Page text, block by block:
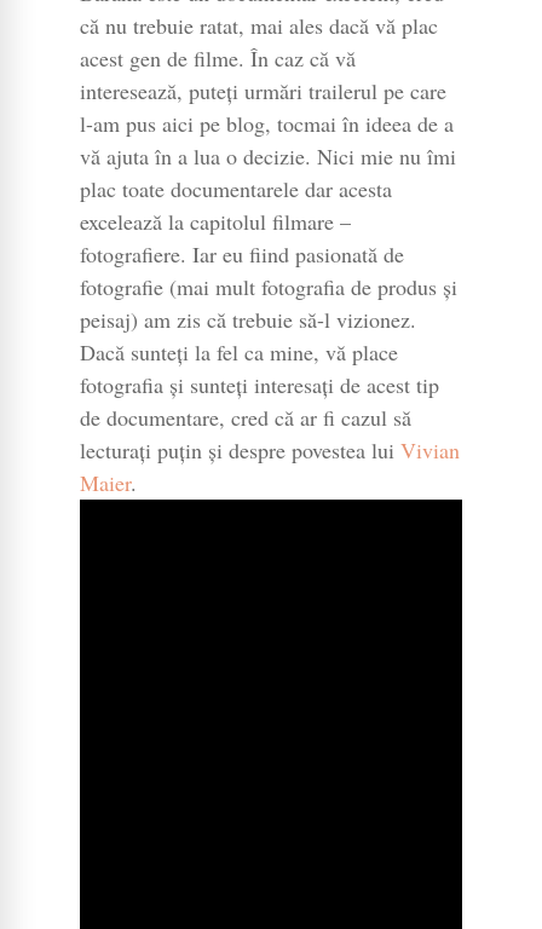
că nu trebuie ratat, mai ales dacă vă plac
acest gen de filme. În caz că vă
interesează, puteți urmări trailerul pe care
l-am pus aici pe blog, tocmai în ideea de a
vă ajuta în a lua o decizie. Nici mie nu îmi
plac toate documentarele dar acesta
excelează la capitolul filmare –
fotografiere. Iar eu fiind pasionată de
fotografie (mai mult fotografia de produs și
peisaj) am zis că trebuie să-l vizionez.
Dacă sunteți la fel ca mine, vă place
fotografia și sunteți interesați de acest tip
de documentare, cred că ar fi cazul să
lecturați puțin și despre povestea lui Vivian
Maier.